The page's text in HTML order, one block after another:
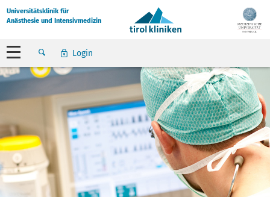
Universitätsklinik für
Anästhesie und Intensivmedizin
Login